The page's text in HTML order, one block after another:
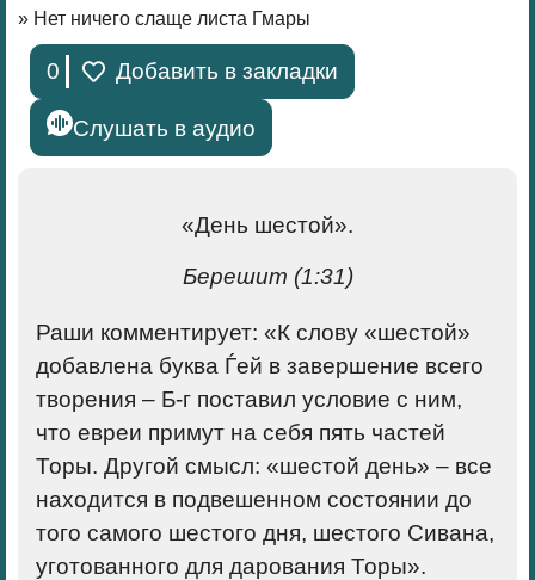
» Нет ничего слаще листа Гмары
0 Добавить в закладки
Слушать в аудио
«День шестой».
Берешит (1:31)
Раши комментирует: «К слову «шестой»
добавлена буква Ѓей в завершение всего
творения – Б-г поставил условие с ним,
что евреи примут на себя пять частей
Торы. Другой смысл: «шестой день» – все
находится в подвешенном состоянии до
того самого шестого дня, шестого Сивана,
уготованного для дарования Торы».